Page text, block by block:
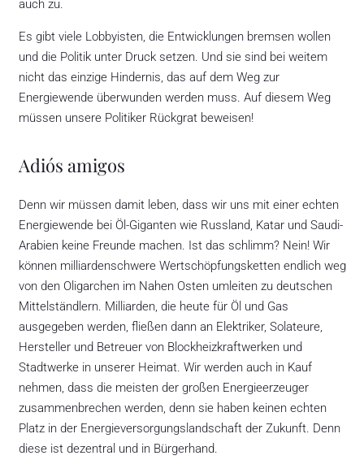
auch zu.
Es gibt viele Lobbyisten, die Entwicklungen bremsen wollen
und die Politik unter Druck setzen. Und sie sind bei weitem
nicht das einzige Hindernis, das auf dem Weg zur
Energiewende überwunden werden muss. Auf diesem Weg
müssen unsere Politiker Rückgrat beweisen!
Adiós amigos
Denn wir müssen damit leben, dass wir uns mit einer echten
Energiewende bei Öl-Giganten wie Russland, Katar und Saudi-
Arabien keine Freunde machen. Ist das schlimm? Nein! Wir
können milliardenschwere Wertschöpfungsketten endlich weg
von den Oligarchen im Nahen Osten umleiten zu deutschen
Mittelständlern. Milliarden, die heute für Öl und Gas
ausgegeben werden, fließen dann an Elektriker, Solateure,
Hersteller und Betreuer von Blockheizkraftwerken und
Stadtwerke in unserer Heimat. Wir werden auch in Kauf
nehmen, dass die meisten der großen Energieerzeuger
zusammenbrechen werden, denn sie haben keinen echten
Platz in der Energieversorgungslandschaft der Zukunft. Denn
diese ist dezentral und in Bürgerhand.